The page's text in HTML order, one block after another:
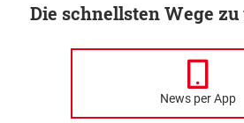
Die schnellsten Wege
News per App